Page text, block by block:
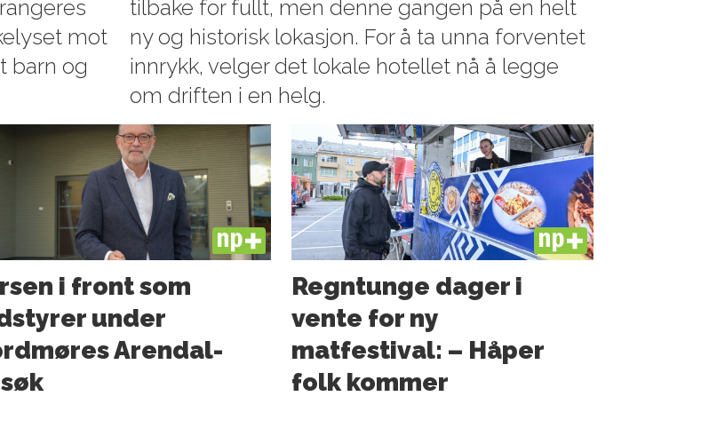
mot
barn og
tilbake for fullt, men denne gangen på en helt
ny og historisk lokasjon. For å ta unna forventet
innrykk, velger det lokale hotellet nå å legge
om driften i en helg.
PLUS
i front som
under
Arendal-
PLUS
Regntunge dager i
vente for ny
matfestival: – Håper
folk kommer